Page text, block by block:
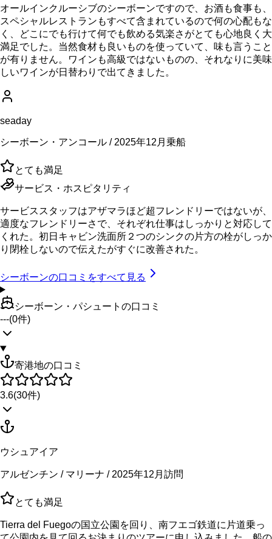
オールインクルーシブのシーボーンですので、お酒も食事も、
スペシャルレストランもすべて含まれているので何の心配もな
く、どこにでも行けて何でも飲める気楽さがとても心地良く大
満足でした。当然食材も良いものを使っていて、味も言うこと
が有りません。ワインも高級ではないものの、それなりに美味
しいワインが日替わりで出てきました。
seaday
シーボーン・アンコール / 2025年12月乗船
とても満足
サービス・ホスピタリティ
サービススタッフはアザマラほど超フレンドリーではないが、
適度なフレンドリーさで、それぞれ仕事はしっかりと対応して
くれた。初日キャビン洗面所２つのシンクの片方の栓がしっか
り閉栓しないので伝えたがすぐに改善された。
シーボーンの口コミをすべて見る
シーボーン・パシュートの口コミ
---(0件)
寄港地の口コミ
3.6(30件)
ウシュアイア
アルゼンチン / マリーナ / 2025年12月訪問
とても満足
Tierra del Fuegoの国立公園を回り、南フエゴ鉄道に片道乗っ